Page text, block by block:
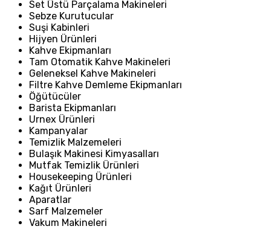
Set Üstü Parçalama Makineleri
Sebze Kurutucular
Suşi Kabinleri
Hijyen Ürünleri
Kahve Ekipmanları
Tam Otomatik Kahve Makineleri
Geleneksel Kahve Makineleri
Filtre Kahve Demleme Ekipmanları
Öğütücüler
Barista Ekipmanları
Urnex Ürünleri
Kampanyalar
Temizlik Malzemeleri
Bulaşık Makinesi Kimyasalları
Mutfak Temizlik Ürünleri
Housekeeping Ürünleri
Kağıt Ürünleri
Aparatlar
Sarf Malzemeler
Vakum Makineleri